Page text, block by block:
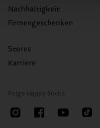
Nachhaltigkeit
Firmengeschenken
Stores
Karriere
Folge Happy Socks